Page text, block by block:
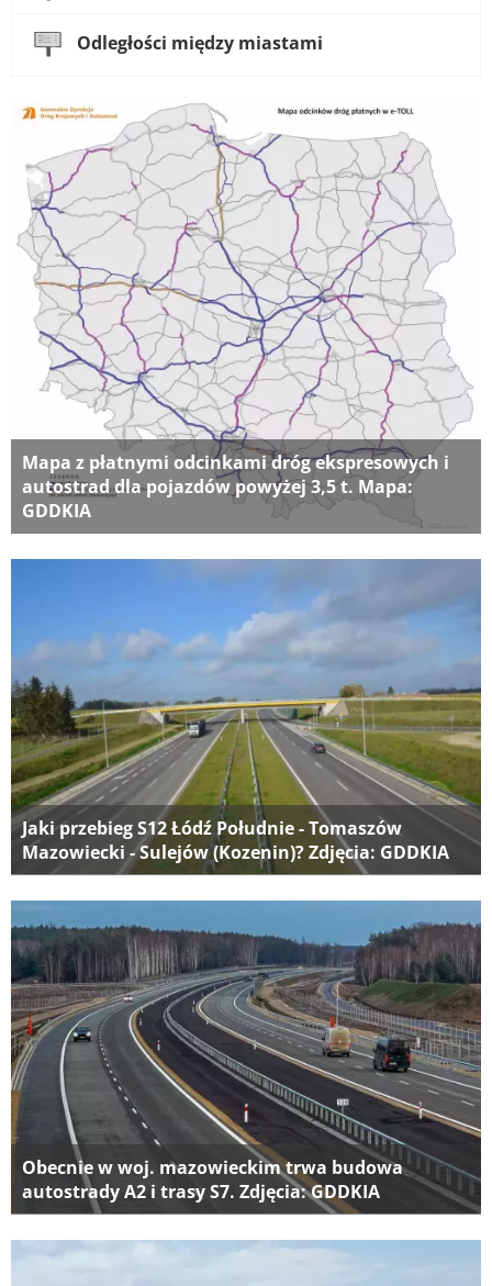
Odległości między miastami
Mapa z płatnymi odcinkami dróg ekspresowych i
autostrad dla pojazdów powyżej 3,5 t. Mapa:
GDDKIA
Jaki przebieg S12 Łódź Południe - Tomaszów
Mazowiecki - Sulejów (Kozenin)? Zdjęcia: GDDKIA
Obecnie w woj. mazowieckim trwa budowa
autostrady A2 i trasy S7. Zdjęcia: GDDKIA